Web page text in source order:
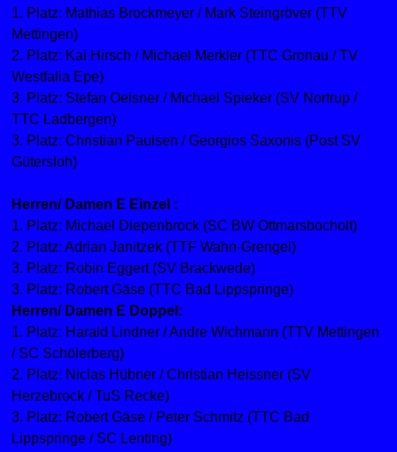
1. Platz: Mathias Brockmeyer / Mark Steingröver (TTV
Mettingen)
2. Platz: Kai Hirsch / Michael Merkler (TTC Gronau / TV
Westfalia Epe)
3. Platz: Stefan Oelsner / Michael Spieker (SV Nortrup /
TTC Ladbergen)
3. Platz: Christian Paulsen / Georgios Saxonis (Post SV
Gütersloh)
Herren/ Damen E Einzel :
1. Platz: Michael Diepenbrock (SC BW Ottmarsbocholt)
2. Platz: Adrian Janitzek (TTF Wahn-Grengel)
3. Platz: Robin Eggert (SV Brackwede)
3. Platz: Robert Gäse (TTC Bad Lippspringe)
Herren/ Damen E Doppel:
1. Platz: Harald Lindner / Andre Wichmann (TTV Mettingen
/ SC Schölerberg)
2. Platz: Niclas Hübner / Christian Heissner (SV
Herzebrock / TuS Recke)
3. Platz: Robert Gäse / Peter Schmitz (TTC Bad
Lippspringe / SC Lenting)